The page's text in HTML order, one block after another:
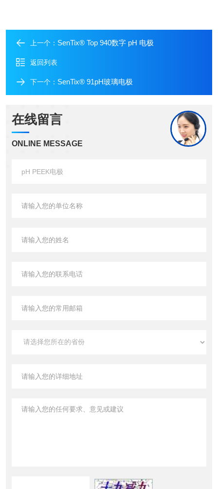
上一个： SenTix® Top 940数字 pH 电极
返回列表
下一个： SenTix® 91pH玻璃电极
在线留言
ONLINE MESSAGE